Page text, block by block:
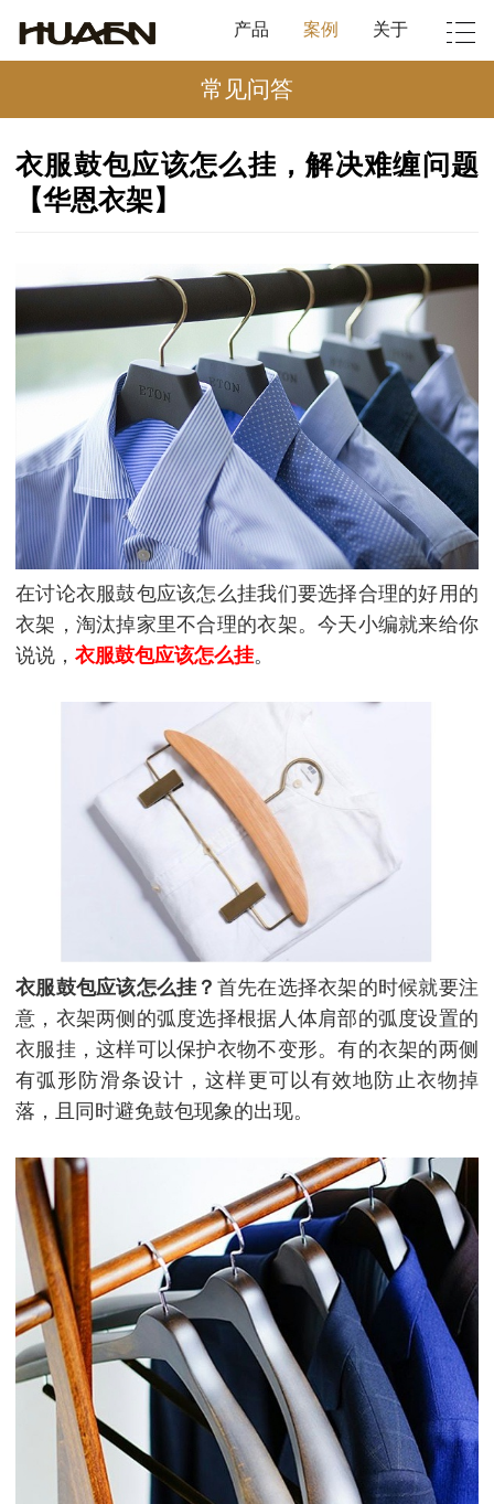
产品 案例 关于
常见问答
衣服鼓包应该怎么挂，解决难缠问题
【华恩衣架】
在讨论衣服鼓包应该怎么挂我们要选择合理的好用的
衣架，淘汰掉家里不合理的衣架。今天小编就来给你
说说， 衣服鼓包应该怎么挂。
衣服鼓包应该怎么挂？ 首先在选择衣架的时候就要注
意，衣架两侧的弧度选择根据人体肩部的弧度设置的
衣服挂，这样可以保护衣物不变形。有的衣架的两侧
有弧形防滑条设计，这样更可以有效地防止衣物掉
落，且同时避免鼓包现象的出现。